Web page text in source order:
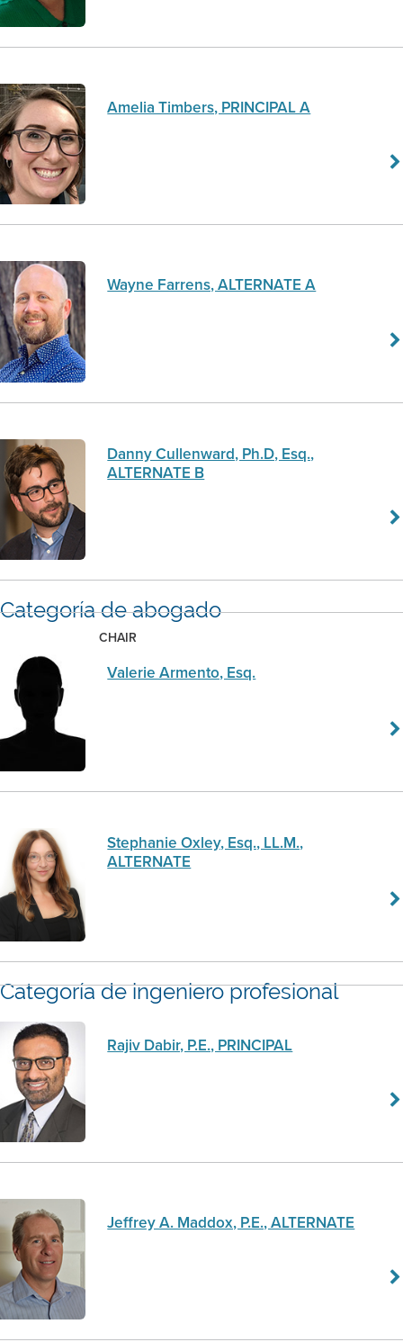
Amelia Timbers, PRINCIPAL A
Wayne Farrens, ALTERNATE A
Danny Cullenward, Ph.D, Esq.,
ALTERNATE B
Categoría de abogado
CHAIR
Valerie Armento, Esq.
Stephanie Oxley, Esq., LL.M.,
ALTERNATE
Categoría de ingeniero profesional
Rajiv Dabir, P.E., PRINCIPAL
Jeffrey A. Maddox, P.E., ALTERNATE